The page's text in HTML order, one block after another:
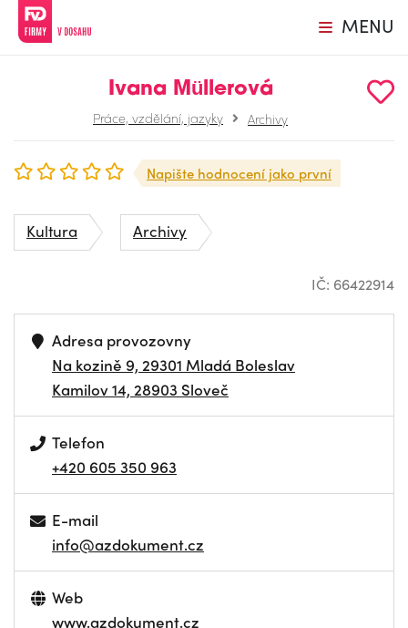
MENU
Ivana Müllerová
Práce, vzdělání, jazyky Archivy
Napište hodnocení jako první
Kultura Archivy
IČ: 66422914
Adresa provozovny
Na kozině 9, 29301 Mladá Boleslav
Kamilov 14, 28903 Sloveč
Telefon
+420 605 350 963
E-mail
info@azdokument.cz
Web
www.azdokument.cz